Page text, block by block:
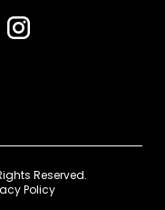
Reserved.
Policy